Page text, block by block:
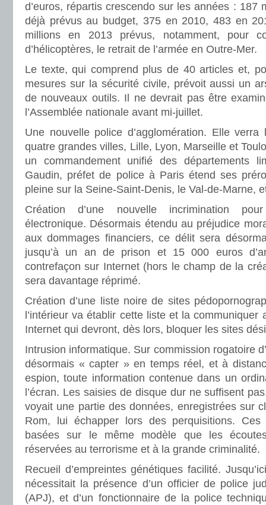
d’euros, répartis crescendo sur les années : 187
déjà prévus au budget, 375 en 2010, 483 en
millions en 2013 prévus, notamment, pour
d’hélicoptères, le retrait de l’armée en Outre-Mer.
Le texte, qui comprend plus de 40 articles et,
mesures sur la sécurité civile, prévoit aussi un
de nouveaux outils. Il ne devrait pas être
l’Assemblée nationale avant mi-juillet.
Une nouvelle police d’agglomération. Elle
quatre grandes villes, Lille, Lyon, Marseille et
un commandement unifié des départements
Gaudin, préfet de police à Paris étend ses
pleine sur la Seine-Saint-Denis, le Val-de-Marne,
Création d’une nouvelle incrimination
électronique. Désormais étendu au préjudice
aux dommages financiers, ce délit sera
jusqu’à un an de prison et 15 000 euros
contrefaçon sur Internet (hors le champ de la
sera davantage réprimé.
Création d’une liste noire de sites
l’intérieur va établir cette liste et la communiquer
Internet qui devront, dès lors, bloquer les sites
Intrusion informatique. Sur commission rogatoire
désormais « capter » en temps réel, et à
espion, toute information contenue dans un
l’écran. Les saisies de disque dur ne suffisent
voyait une partie des données, enregistrées sur
Rom, lui échapper lors des perquisitions. Ces
basées sur le même modèle que les
réservées au terrorisme et à la grande criminalité.
Recueil d’empreintes génétiques facilité.
nécessitait la présence d’un officier de police
(APJ), et d’un fonctionnaire de la police